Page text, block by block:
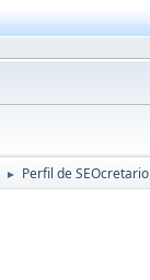
► Perfil de SEOcretario